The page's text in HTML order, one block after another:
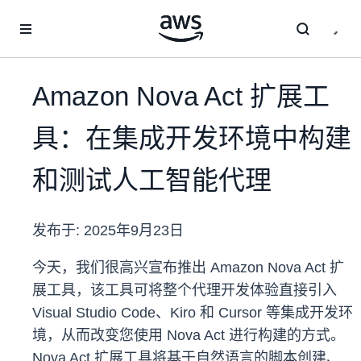
Amazon Nova Act 扩展工
具：在集成开发环境中构建
和测试人工智能代理
发布于: 2025年9月23日
今天，我们很高兴宣布推出 Amazon Nova Act 扩
展工具，该工具可将整个代理开发体验直接引入
Visual Studio Code、Kiro 和 Cursor 等集成开发环
境，从而改变您使用 Nova Act 进行构建的方式。